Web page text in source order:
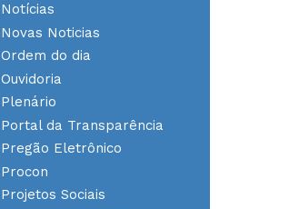
Notícias
Novas Noticias
Ordem do dia
Ouvidoria
Plenário
Portal da Transparência
Pregão Eletrônico
Procon
Projetos Sociais